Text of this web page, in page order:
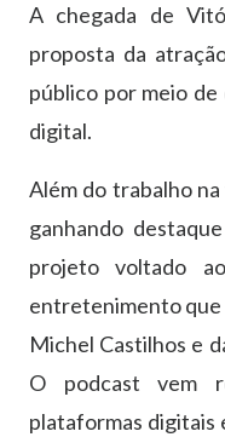
A chegada de
proposta da
público por meio de
digital.
Além do trabalho
ganhando
projeto voltado
entretenimento que
Michel Castilhos e
O podcast vem
plataformas digitais